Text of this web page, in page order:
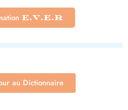
E.V.E.R
au Dictionnaire